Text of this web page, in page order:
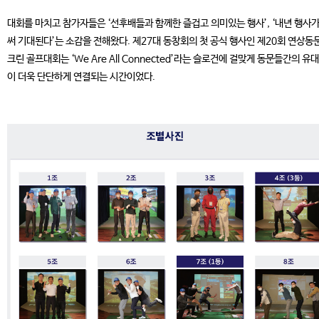
대회를 마치고 참가자들은 ‘선후배들과 함께한 즐겁고 의미있는 행사’, ‘내년 행사
써 기대된다’는 소감을 전해왔다. 제27대 동창회의 첫 공식 행사인 제20회 연상동
크린 골프대회는 ‘We Are All Connected’라는 슬로건에 걸맞게 동문들간의 유
이 더욱 단단하게 연결되는 시간이었다.